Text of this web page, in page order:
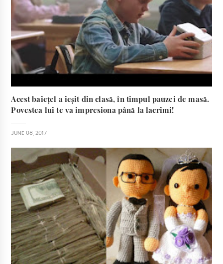
Acest baiețel a ieșit din clasă, în timpul pauzei de masă.
Povestea lui te va impresiona până la lacrimi!
JUNE 08, 2017